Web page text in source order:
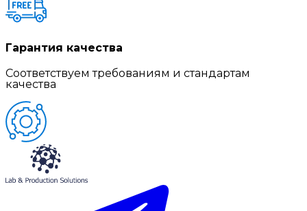
Гарантия качества
Соответствуем требованиям и стандартам
качества